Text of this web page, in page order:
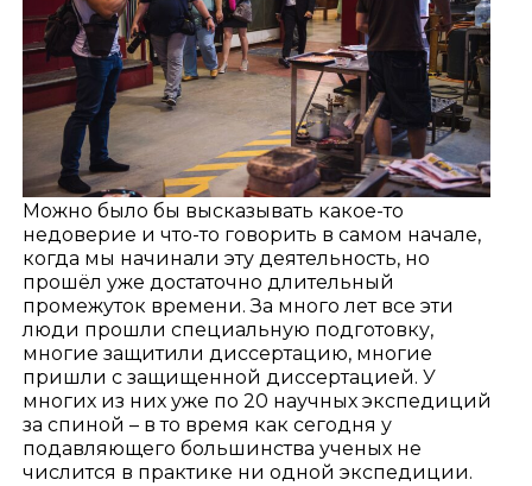
Можно было бы высказывать какое-то
недоверие и что-то говорить в самом начале,
когда мы начинали эту деятельность, но
прошёл уже достаточно длительный
промежуток времени. За много лет все эти
люди прошли специальную подготовку,
многие защитили диссертацию, многие
пришли с защищенной диссертацией. У
многих из них уже по 20 научных экспедиций
за спиной – в то время как сегодня у
подавляющего большинства ученых не
числится в практике ни одной экспедиции.